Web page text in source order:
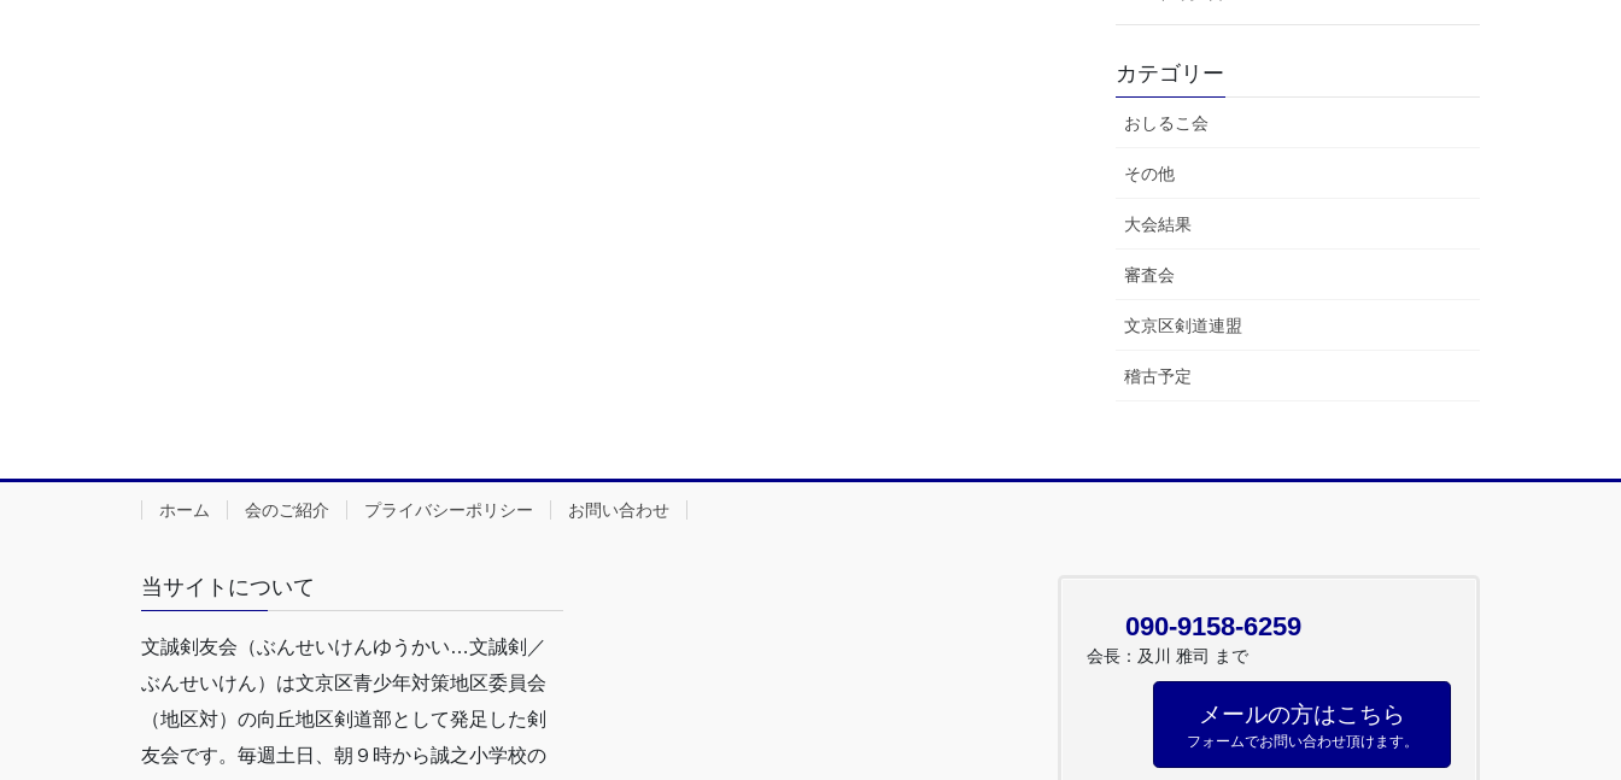
カテゴリー
おしるこ会
その他
大会結果
審査会
文京区剣道連盟
稽古予定
ホーム 会のご紹介 プライバシーポリシー お問い合わせ
当サイトについて
文誠剣友会（ぶんせいけんゆうかい…文誠剣／
ぶんせいけん）は文京区青少年対策地区委員会
（地区対）の向丘地区剣道部として発足した剣
友会です。毎週土日、朝９時から誠之小学校の
090-9158-6259
会長：及川 雅司 まで
メールの方はこちら
フォームでお問い合わせ頂けます。